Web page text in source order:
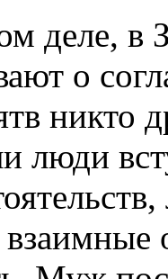
деле, в
о
никто
люди